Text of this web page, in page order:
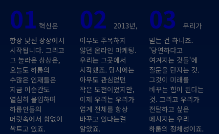
01 혁신은
항상 낯선 상상에서
시작됩니다. 그리고
그 놀라운 상상은,
오늘도 하룹의
수많은 인재들은
지금 이순간도
열심히 몰입하며
하룹인들의
머릿속에서 쉼없이
싹트고 있죠.
02
2013년,
아무도 주목하지
않던 온라인 마케팅.
우리는 그곳에서
시작했죠. 당시에는
아무도 관심없던
작은 도전이었지만,
이제 우리는 우리가
업계 전체를 항상
바꾸고 있다는걸
알았죠.
03우리가
믿는 건 하나죠.
'당연하다고
여겨지는 것들'에
질문을 던지는 것.
그것이 미래를
바꾸는 힘이 된다는
것. 그리고 우리가
전달하고 싶은
메시지는 우리
하룹의 정체성이죠.